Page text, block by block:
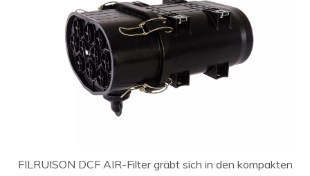
FILRUISON DCF AIR-Filter gräbt sich in den kompakten